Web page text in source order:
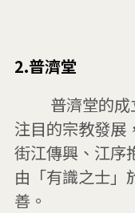
t
l
e
2.普濟堂
注目的宗教發展
街江傳興、江序
由「有識之士」
善。